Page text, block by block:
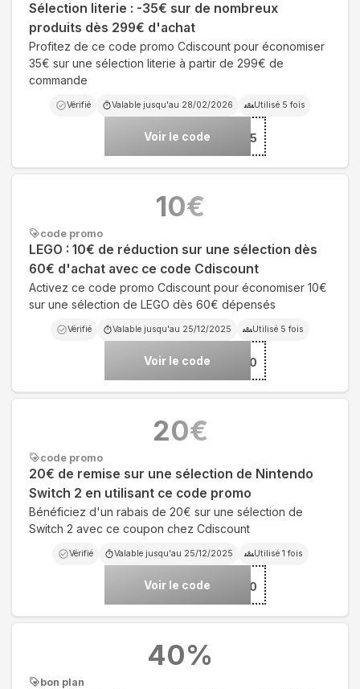
Sélection literie : -35€ sur de nombreux
produits dès 299€ d'achat
Profitez de ce code promo Cdiscount pour économiser
35€ sur une sélection literie à partir de 299€ de
commande
Vérifié Valable jusqu'au 28/02/2026 Utilisé 5 fois
Voir le code***ERIE35
code promo
LEGO : 10€ de réduction sur une sélection dès
60€ d'achat avec ce code Cdiscount
Activez ce code promo Cdiscount pour économiser 10€
sur une sélection de LEGO dès 60€ dépensés
Vérifié Valable jusqu'au 25/12/2025 Utilisé 5 fois
Voir le code***EGO60
10€
code promo
20€ de remise sur une sélection de Nintendo
Switch 2 en utilisant ce code promo
Bénéficiez d'un rabais de 20€ sur une sélection de
Switch 2 avec ce coupon chez Cdiscount
Vérifié Valable jusqu'au 25/12/2025 Utilisé 1 fois
Voir le code***ENDO20
20€
bon plan
40%